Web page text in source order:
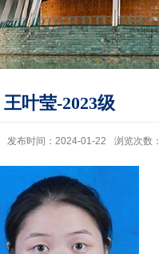
王叶莹-2023级
发布时间：2024-01-22 浏览次数：